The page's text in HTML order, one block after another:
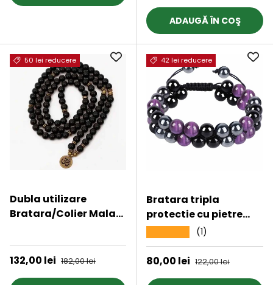
ADAUGĂ ÎN COŞ
50 lei reducere
Dubla utilizare
Bratara/Colier Mala
Obsidian Negru,
Bijuterie pentru
Preț de vânzare
132,00 lei Preț obișnuit
182,00 lei
42 lei reducere
Bratara tripla
protectie cu pietre
semipretioase 6mm
ametist, hematit si
obsidian negru -
(1)
Preț de vânzare
80,00 lei Preț obișnuit
122,00 lei